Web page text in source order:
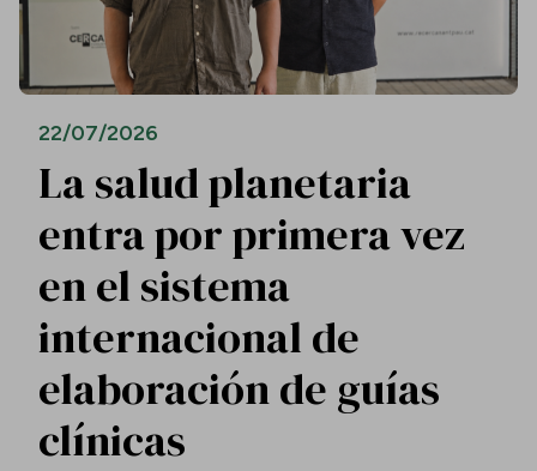
22/07/2026
La salud planetaria
entra por primera vez
en el sistema
internacional de
elaboración de guías
clínicas